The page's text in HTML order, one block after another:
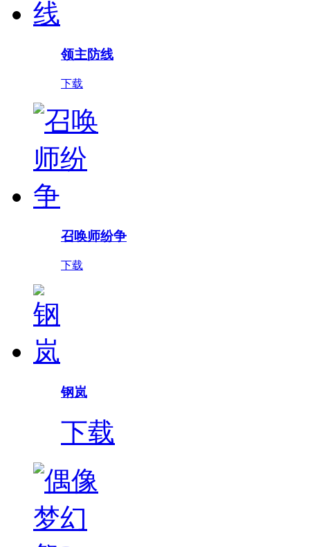
领主防线
下载
召唤师纷争
下载
钢岚
下载